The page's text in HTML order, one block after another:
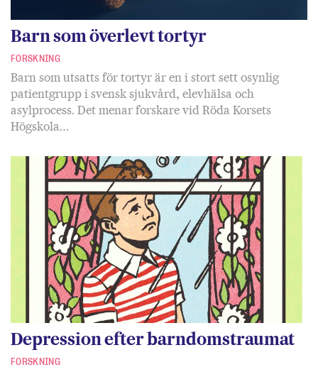
Barn som överlevt tortyr
FORSKNING
Barn som utsatts för tortyr är en i stort sett osynlig
patientgrupp i svensk sjukvård, elevhälsa och
asylprocess. Det menar forskare vid Röda Korsets
Högskola…
Depression efter barndomstraumat
FORSKNING